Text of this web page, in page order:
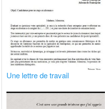
Une lettre de travail